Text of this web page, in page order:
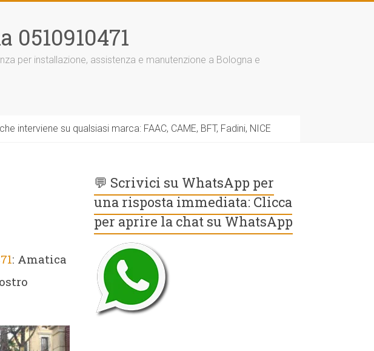
per installazione, assistenza e manutenzione a Bologna e
su qualsiasi marca: FAAC, CAME, BFT, Fadini, NICE
: Amatica
💬 Scrivici su WhatsApp per
una risposta immediata: Clicca
per aprire la chat su WhatsApp